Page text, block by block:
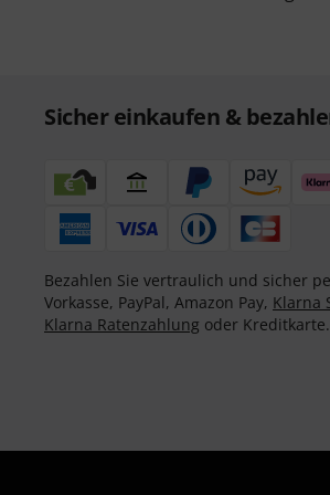
Sicher einkaufen &
Bezahlen Sie vertraulich und sicher
Vorkasse, PayPal, Amazon Pay, Klarna
Klarna Ratenzahlung oder Kreditkarte.